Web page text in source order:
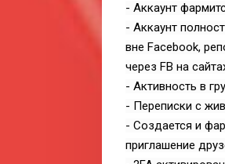
- Аккаунт
- Аккаунт
вне Facebook,
через FB на
- Активность в
- Переписки с
- Создается и
приглашение